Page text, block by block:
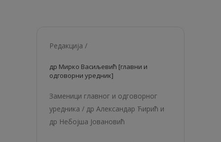
Редакција /
др Мирко Васиљевић [главни и
одговорни уредник]
Заменици главног и одговорног
уредника / др Александар Ћирић и
др Небојша Јовановић